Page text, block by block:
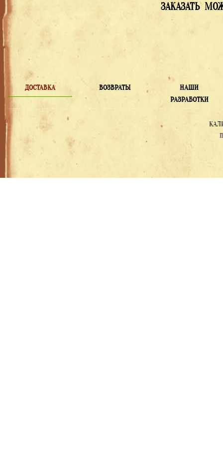
ЗАКАЗАТЬ
ДОСТАВКА ВОЗВРАТЫ
НАШИ
РАЗРАБОТКИ